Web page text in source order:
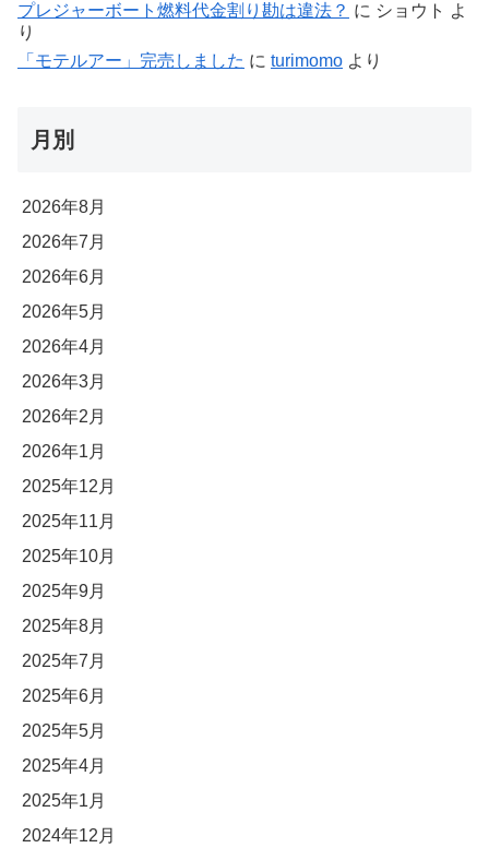
プレジャーボート燃料代金割り勘は違法？ に ショウト よ
り
「モテルアー」完売しました に turimomo より
月別
2026年8月
2026年7月
2026年6月
2026年5月
2026年4月
2026年3月
2026年2月
2026年1月
2025年12月
2025年11月
2025年10月
2025年9月
2025年8月
2025年7月
2025年6月
2025年5月
2025年4月
2025年1月
2024年12月